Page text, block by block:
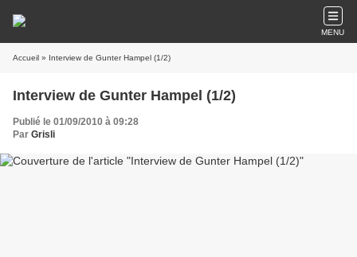
MENU
Accueil » Interview de Gunter Hampel (1/2)
Interview de Gunter Hampel (1/2)
Publié le 01/09/2010 à 09:28
Par Grisli